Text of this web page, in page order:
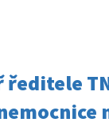
ředitele